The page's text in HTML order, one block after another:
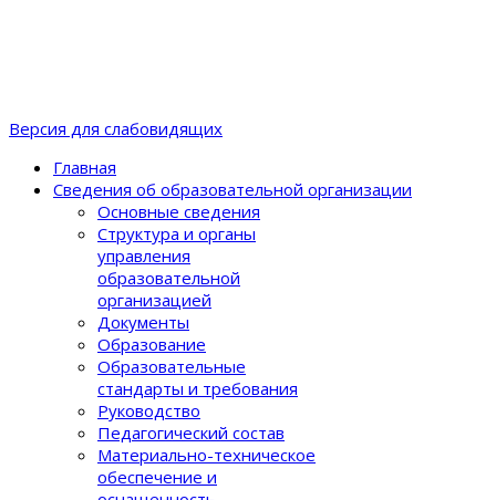
Версия для слабовидящих
Главная
Сведения об образовательной организации
Основные сведения
Структура и органы
управления
образовательной
организацией
Документы
Образование
Образовательные
стандарты и требования
Руководство
Педагогический состав
Материально-техническое
обеспечение и